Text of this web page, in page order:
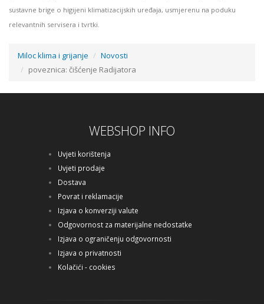
sustavne brige o higijeni klimatizacijskih uređaja, usmjerenu na poduku
relevantnih servisera i tvrtki.
Miloc klima i grijanje
Novosti
poveznica: čišćenje Radijatora
WEBSHOP INFO
Uvjeti korištenja
Uvjeti prodaje
Dostava
Povrat i reklamacije
Izjava o konverziji valute
Odgovornost za materijalne nedostatke
Izjava o ograničenju odgovornosti
Izjava o privatnosti
Kolačići - cookies